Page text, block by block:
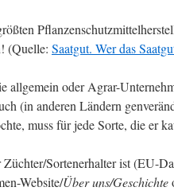
(Quelle: Saatgut. Wer das
allgemein oder Agrar-
(in anderen Ländern
muss für jede Sorte, die er
Sortenerhalter ist (EU-
Website/Über uns/Geschichte